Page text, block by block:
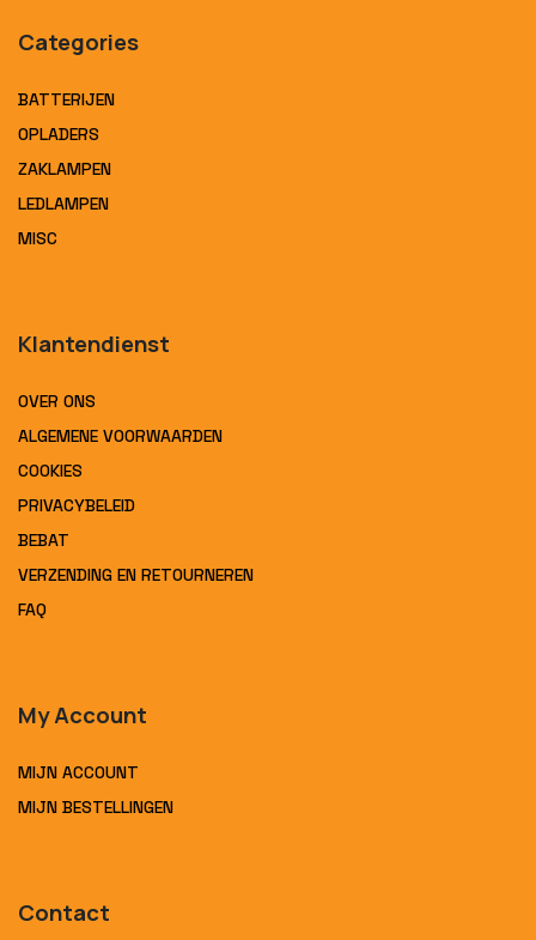
Categories
BATTERIJEN
OPLADERS
ZAKLAMPEN
LEDLAMPEN
MISC
Klantendienst
OVER ONS
ALGEMENE VOORWAARDEN
COOKIES
PRIVACYBELEID
BEBAT
VERZENDING EN RETOURNEREN
FAQ
My Account
MIJN ACCOUNT
MIJN BESTELLINGEN
Contact